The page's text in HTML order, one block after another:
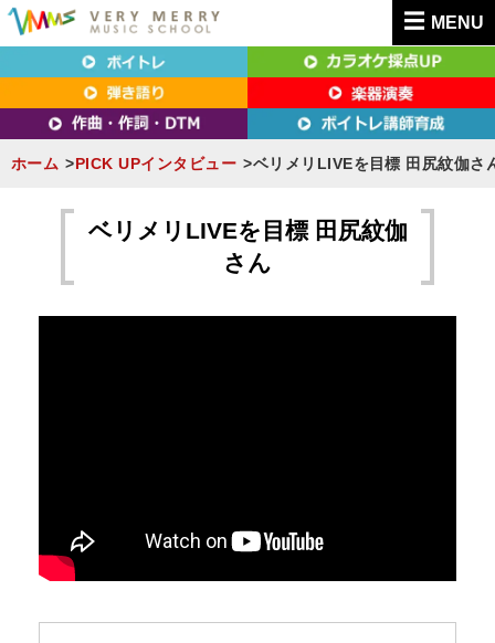
MENU
東京（新宿・八王子）・横浜・名古屋・京都で
「本気」になれるボイトレ教室｜VERY MERRY
MUSIC SCHOOL（ベリーメリー）
東京（新宿・八王子）・横浜・名古屋・京都で「本気」になれるボイトレ教室｜
VERY MERRY MUSIC SCHOOL（ベリーメリー）
ホーム PICK UPインタビュー ベリメリLIVEを目標 田尻紋伽さ
ベリメリLIVEを目標 田尻紋伽
さん